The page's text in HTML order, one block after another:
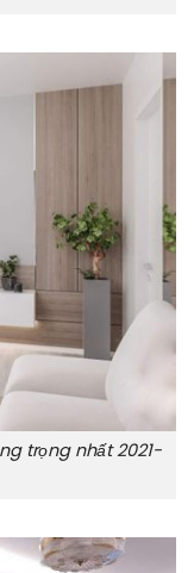
trọng nhất 2021-